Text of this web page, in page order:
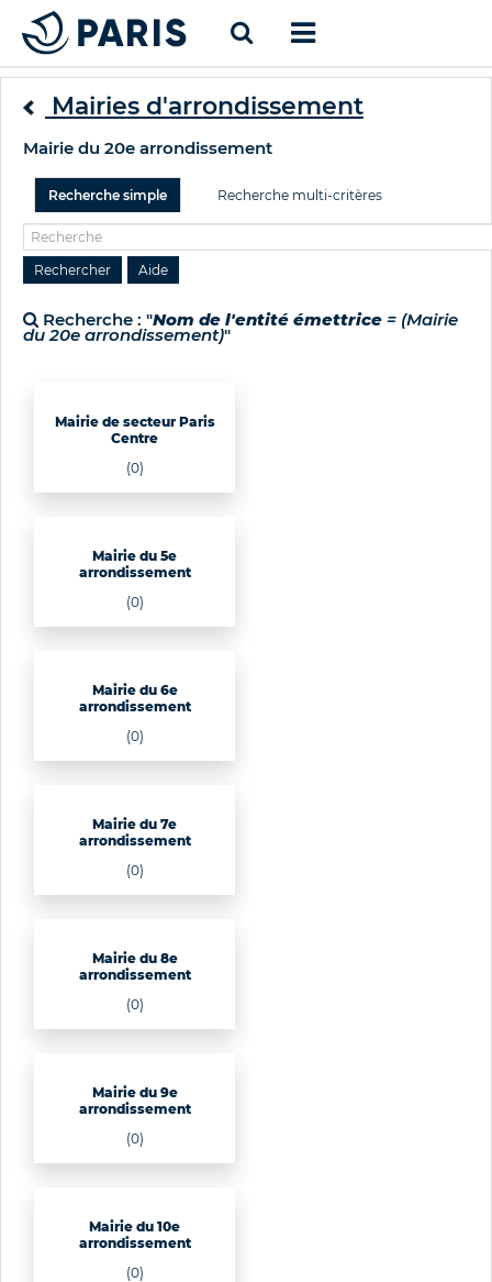
Mairies d'arrondissement
Mairie du 20e arrondissement
Recherche simple Recherche multi-critères
Recherche : "Nom de l'entité émettrice = (Mairie
du 20e arrondissement)"
Mairie de secteur Paris
Centre
(0)
Mairie du 5e
arrondissement
(0)
Mairie du 6e
arrondissement
(0)
Mairie du 7e
arrondissement
(0)
Mairie du 8e
arrondissement
(0)
Mairie du 9e
arrondissement
(0)
Mairie du 10e
arrondissement
(0)